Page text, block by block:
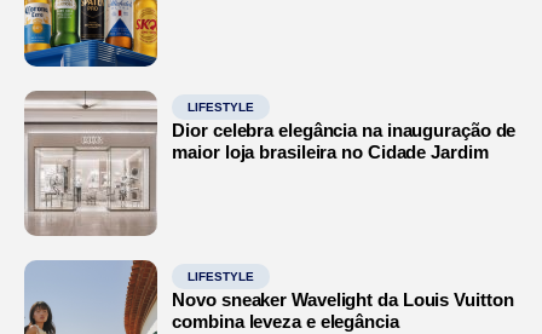
LIFESTYLE
Dior celebra elegância na inauguração de
maior loja brasileira no Cidade Jardim
LIFESTYLE
Novo sneaker Wavelight da Louis Vuitton
combina leveza e elegância